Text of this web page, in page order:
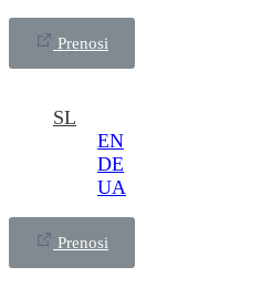
Prenosi
SL
EN
DE
UA
Prenosi